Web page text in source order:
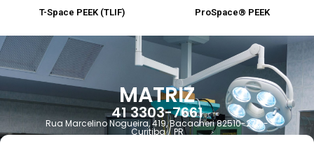
T-Space PEEK (TLIF) ProSpace® PEEK
MATRIZ
41 3303-7661
Rua Marcelino Nogueira, 419, Bacacheri 82510-270 -
Curitiba / PR